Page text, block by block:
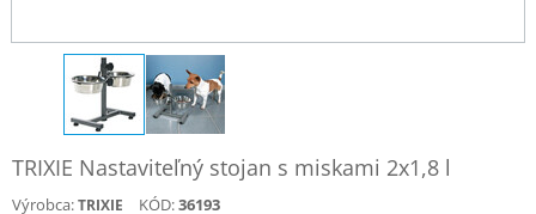
TRIXIE Nastaviteľný stojan s miskami 2x1,8 l
Výrobca:TRIXIE KÓD:36193